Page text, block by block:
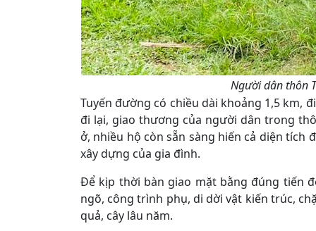
Người dân thôn
Tuyến đường có chiều dài khoảng 1,5 km,
đi lại, giao thương của người dân trong
ở, nhiều hộ còn sẵn sàng hiến cả diện tích
xây dựng của gia đình.
Để kịp thời bàn giao mặt bằng đúng tiến
ngõ, công trình phụ, di dời vật kiến trúc,
quả, cây lâu năm.